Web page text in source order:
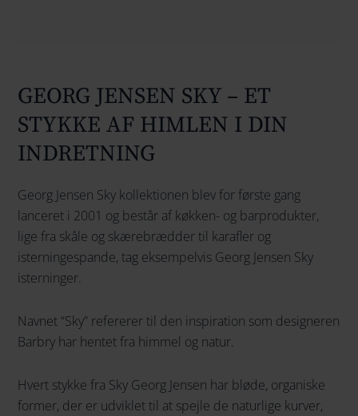
GEORG JENSEN SKY – ET
STYKKE AF HIMLEN I DIN
INDRETNING
Georg Jensen Sky kollektionen blev for første gang
lanceret i 2001 og består af køkken- og barprodukter,
lige fra skåle og skærebrædder til karafler og
isterningespande, tag eksempelvis Georg Jensen Sky
isterninger.
Navnet “Sky” refererer til den inspiration som designeren
Barbry har hentet fra himmel og natur.
Hvert stykke fra Sky Georg Jensen har bløde, organiske
former, der er udviklet til at spejle de naturlige kurver,